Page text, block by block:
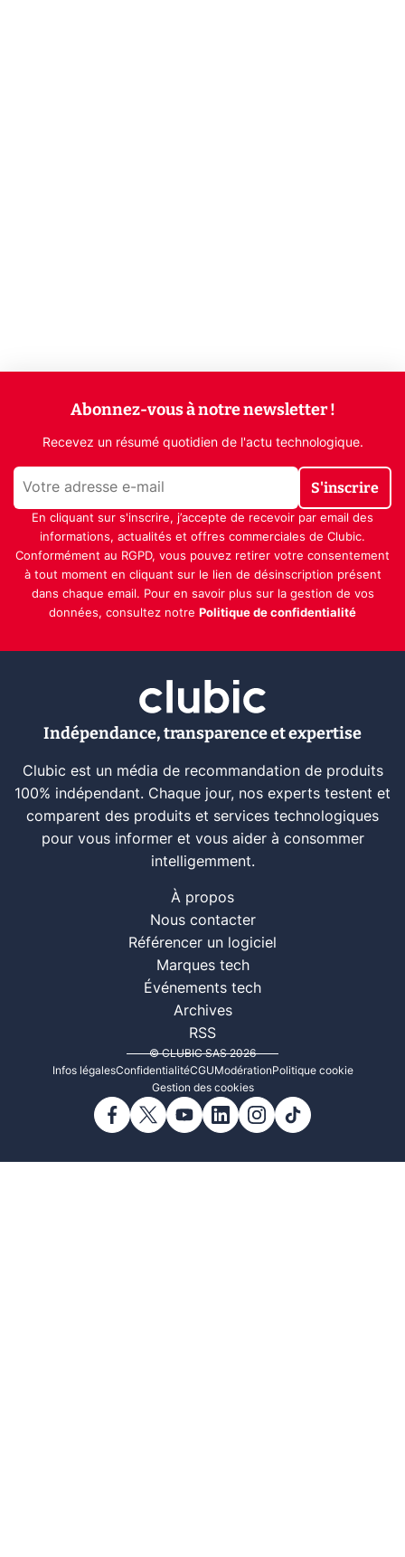
Abonnez-vous à notre newsletter !
Recevez un résumé quotidien de l'actu technologique.
S'inscrire
En cliquant sur s'inscrire, j’accepte de recevoir par email des
informations, actualités et offres commerciales de Clubic.
Conformément au RGPD, vous pouvez retirer votre consentement
à tout moment en cliquant sur le lien de désinscription présent
dans chaque email. Pour en savoir plus sur la gestion de vos
données, consultez notre Politique de confidentialité
Indépendance, transparence et expertise
Clubic est un média de recommandation de produits
100% indépendant. Chaque jour, nos experts testent et
comparent des produits et services technologiques
pour vous informer et vous aider à consommer
intelligemment.
À propos
Nous contacter
Référencer un logiciel
Marques tech
Événements tech
Archives
RSS
© CLUBIC SAS 2026
Infos légalesConfidentialitéCGUModérationPolitique cookie
Gestion des cookies